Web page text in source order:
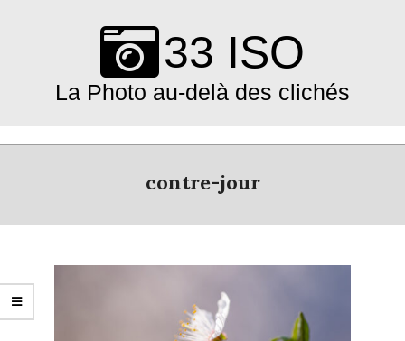
33 ISO
La Photo au-delà des clichés
Primary
contre-jour